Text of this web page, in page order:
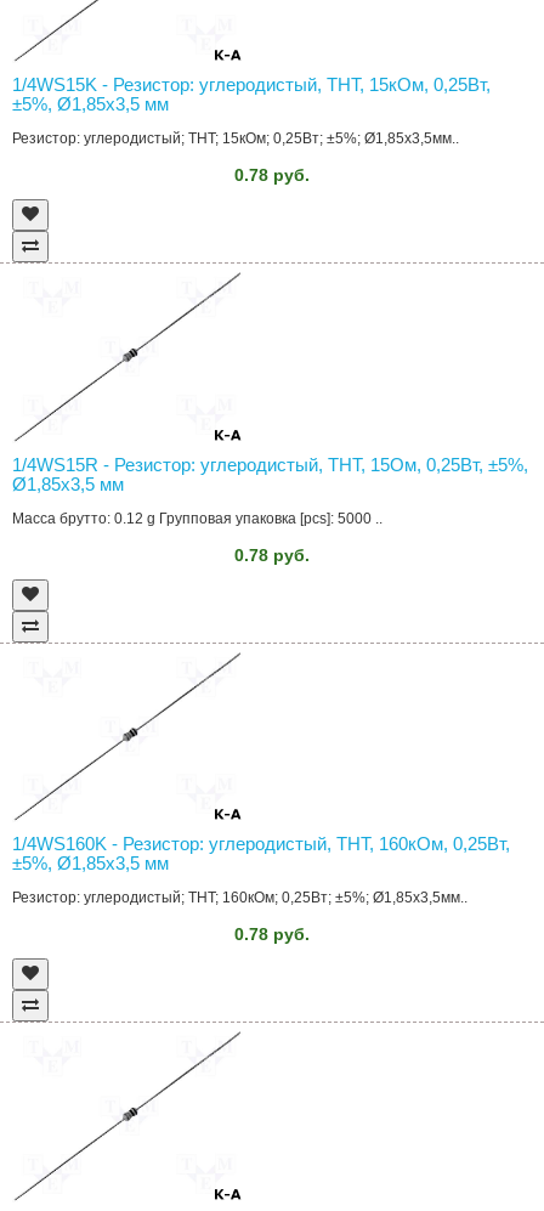
1/4WS15K - Резистор: углеродистый, THT, 15кОм, 0,25Вт,
±5%, Ø1,85x3,5 мм
Резистор: углеродистый; THT; 15кОм; 0,25Вт; ±5%; Ø1,85x3,5мм..
0.78 руб.
1/4WS15R - Резистор: углеродистый, THT, 15Ом, 0,25Вт, ±5%,
Ø1,85x3,5 мм
Масса брутто: 0.12 g Групповая упаковка [pcs]: 5000 ..
0.78 руб.
1/4WS160K - Резистор: углеродистый, THT, 160кОм, 0,25Вт,
±5%, Ø1,85x3,5 мм
Резистор: углеродистый; THT; 160кОм; 0,25Вт; ±5%; Ø1,85x3,5мм..
0.78 руб.